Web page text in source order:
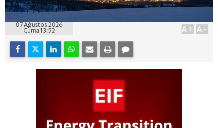
07 Ağustos 2026
Cuma 13:52
A+ A-